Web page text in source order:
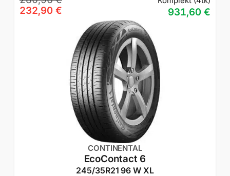
hind
232,90 €
hind
CONTINENTAL
EcoContact 6
245/35R21 96 W XL
931,60 €